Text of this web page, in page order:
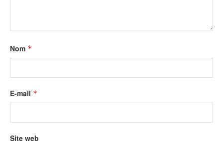
Nom *
E-mail *
Site web